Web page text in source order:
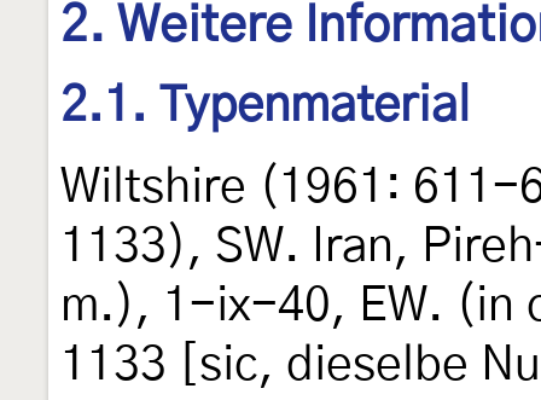
2. Weitere
2.1. Typenmaterial
Wiltshire (1961:
1133), SW. Iran,
m.), 1-ix-40, EW. (in
1133 [sic, dieselbe